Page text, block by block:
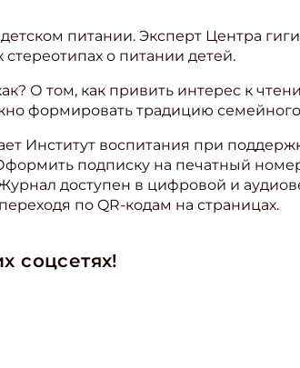
питании. Эксперт Центра
о питании детей.
О том, как привить интерес к
формировать традицию
Институт воспитания при
подписку на печатный
доступен в цифровой и
по QR-кодам на страницах.
соцсетях!